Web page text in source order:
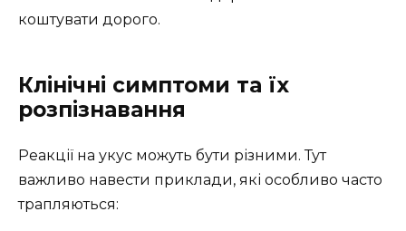
коштувати дорого.
Клінічні симптоми та їх
розпізнавання
Реакції на укус можуть бути різними. Тут
важливо навести приклади, які особливо часто
трапляються: